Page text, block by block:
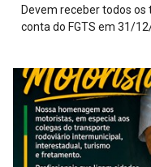
Devem receber todos
conta do FGTS em 31/